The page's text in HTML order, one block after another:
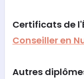
Certificats de
Conseiller en
Autres